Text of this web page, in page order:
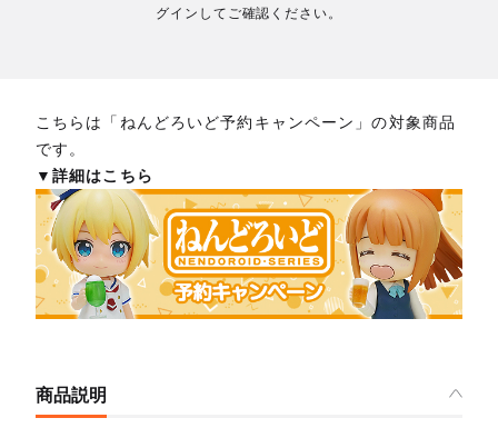
グインしてご確認ください。
こちらは「ねんどろいど予約キャンペーン」の対象商品
です。
▼詳細はこちら
商品説明